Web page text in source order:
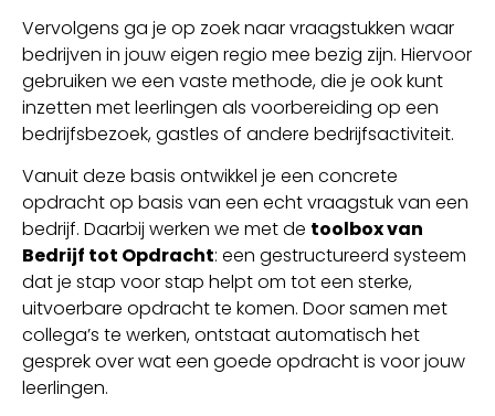
Vervolgens ga je op zoek naar vraagstukken waar
bedrijven in jouw eigen regio mee bezig zijn. Hiervoor
gebruiken we een vaste methode, die je ook kunt
inzetten met leerlingen als voorbereiding op een
bedrijfsbezoek, gastles of andere bedrijfsactiviteit.
Vanuit deze basis ontwikkel je een concrete
opdracht op basis van een echt vraagstuk van een
bedrijf. Daarbij werken we met de toolbox van
Bedrijf tot Opdracht: een gestructureerd systeem
dat je stap voor stap helpt om tot een sterke,
uitvoerbare opdracht te komen. Door samen met
collega’s te werken, ontstaat automatisch het
gesprek over wat een goede opdracht is voor jouw
leerlingen.